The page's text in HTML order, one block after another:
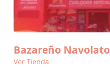
Bazareño Navolato
Ver Tienda